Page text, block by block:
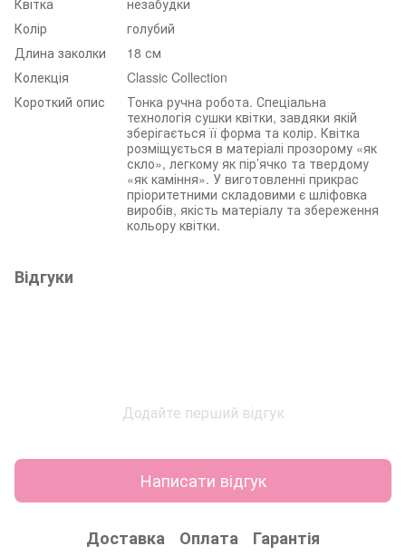
Колір
голубий
Длина заколки
18 см
Колекція
Classic Collection
Короткий опис
Тонка ручна робота. Спеціальна
технологія сушки квітки, завдяки якій
зберігається її форма та колір. Квітка
розміщується в матеріалі прозорому «як
скло», легкому як пір’ячко та твердому
«як каміння». У виготовленні прикрас
пріоритетними складовими є шліфовка
виробів, якість матеріалу та збереження
кольору квітки.
Відгуки
Додайте перший відгук
Написати відгук
Доставка Оплата Гарантія